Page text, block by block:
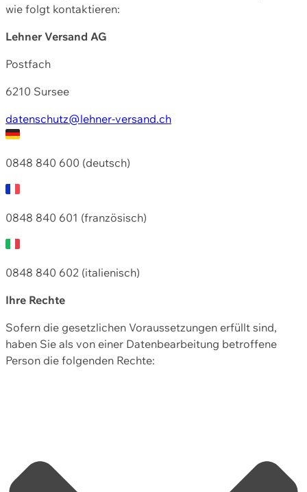
wie folgt kontaktieren:
Lehner Versand AG
Postfach
6210 Sursee
datenschutz@lehner-versand.ch
0848 840 600 (deutsch)
0848 840 601 (französisch)
0848 840 602 (italienisch)
Ihre Rechte
Sofern die gesetzlichen Voraussetzungen erfüllt sind,
haben Sie als von einer Datenbearbeitung betroffene
Person die folgenden Rechte: